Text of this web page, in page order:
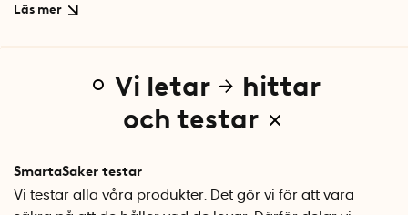
förvaringslådan enkel att lasta i och ur bilen. Den har
Skydd mot spill och läckage
Den vinylklädda botten hjälper till att samla upp vätskor och
läckagesäker.
Hopfällbar design
SmartaSaker testar
Vi testar alla våra produkter. Det gör vi för att vara
Vi letar
hittar
och testar